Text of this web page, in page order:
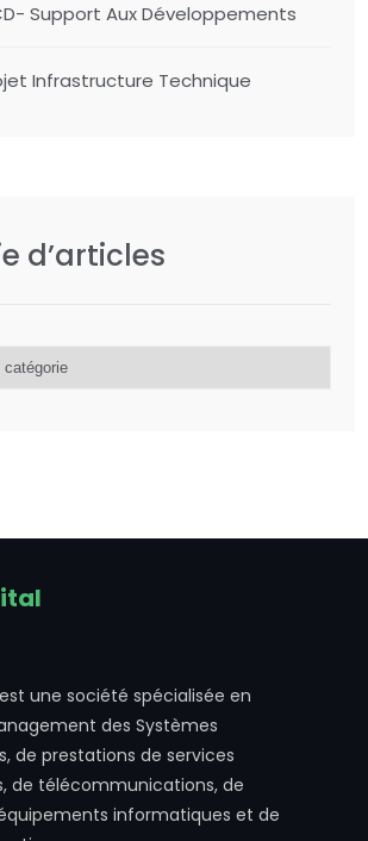
Support Aux Développements
Infrastructure Technique
d’articles
est une société spécialisée en
des Systèmes
de prestations de services
de télécommunications, de
informatiques et de